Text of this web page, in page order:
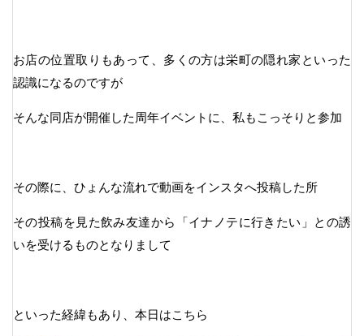
お店の位置取りもあって、多くの方は栄町の隠れ家といった
認識になるのですが
そんな同店が開催した周年イベントに、私もこっそりと参加
その際に、ひょんな流れで動画をインスタへ投稿した所
その投稿を見た飲み友達から「イナノテに行きたい」との誘
いを受けるものとなりまして
といった経緯もあり、本日はこちら